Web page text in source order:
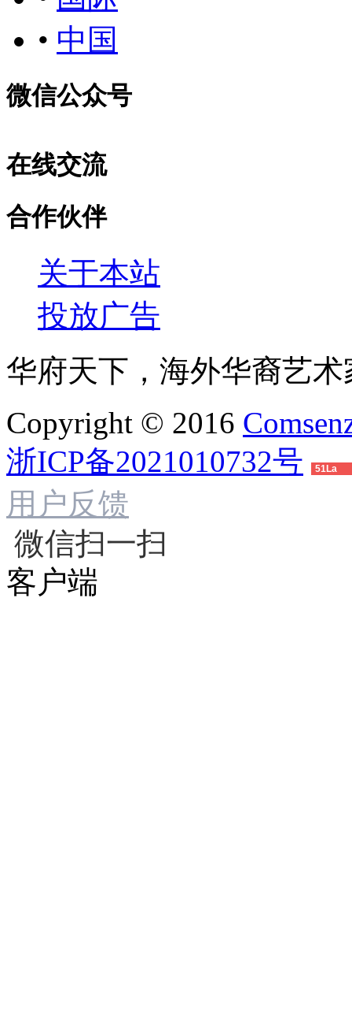
• 中国
微信公众号
在线交流
合作伙伴
关于本站
投放广告
华府天下，海外华裔艺
Copyright © 2016
浙ICP备2021010732号
51La
用户反馈
微信扫一扫
客户端